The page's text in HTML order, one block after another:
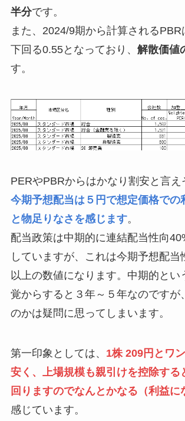
半分です。
また、2024/9期から計算されるPBR
下回る0.55となっており、 解散価値
す。
PERやPBRからはかなり割安と言え
今期予想配当は５円で想定価格での
と物足りなさを感じます。
配当政策は中期的に連結配当性向
していますが、これは今期予想配当
以上の数値になります。中期的とい
覚からすると３年～５年なのですが
のかは疑問に思ってしまいます。
第一印象としては、 1株 209円とワ
安く、上場規模も親引けを控除する
回りますのでなんとかなる（利益に
感じています。